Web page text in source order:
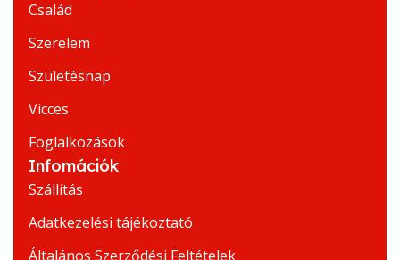
Család
Szerelem
Születésnap
Vicces
Foglalkozások
Infomációk
Szállítás
Adatkezelési tájékoztató
Általános Szerződési Feltételek